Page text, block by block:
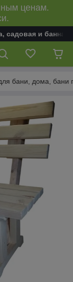
ценам.
садовая и банная
бани, дома, бани